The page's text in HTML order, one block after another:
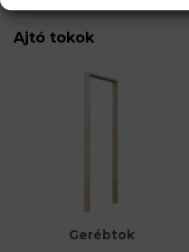
Ajtó tokok
Gerébtok